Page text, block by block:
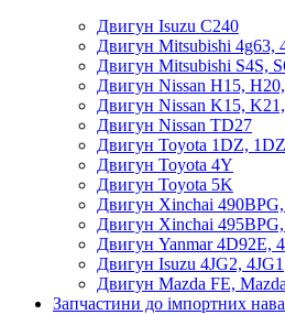
Двигун Isuzu C240
Двигун Mitsubishi 4g63,
Двигун Mitsubishi S4S,
Двигун Nissan H15,
Двигун Nissan K15,
Двигун Nissan TD27
Двигун Toyota 1DZ,
Двигун Toyota 4Y
Двигун Toyota 5K
Двигун Xinchai
Двигун Xinchai
Двигун Yanmar 4D92E,
Двигун Isuzu 4JG2, 4JG1
Двигун Mazda FE,
Запчастини до імпортних